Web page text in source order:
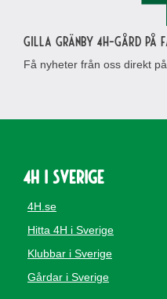
Gilla Gränby 4H-gård på
Få nyheter från oss direkt
4H i Sverige
4H.se
Hitta 4H i Sverige
Klubbar i Sverige
Gårdar i Sverige